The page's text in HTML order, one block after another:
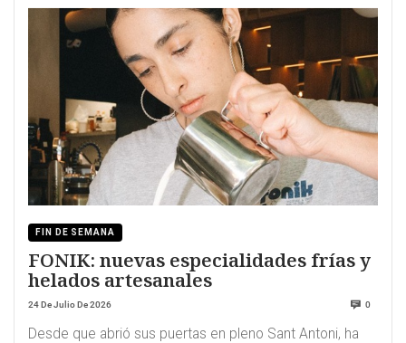
FIN DE SEMANA
FONIK: nuevas especialidades frías y
helados artesanales
24 De Julio De 2026 0
Desde que abrió sus puertas en pleno Sant Antoni, ha